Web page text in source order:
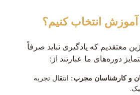
آموزش انتخاب کنیم؟
معتقدیم که یادگیری نباید صرفاً
دوره‌های ما عبارتند از:
و کارشناسان مجرب: انتقال تجربه